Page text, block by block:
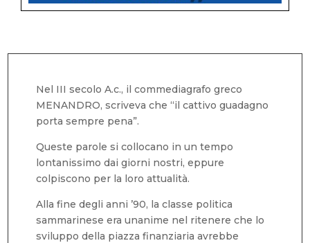
Nel III secolo A.c., il commediagrafo greco
MENANDRO, scriveva che “il cattivo guadagno
porta sempre pena”.
Queste parole si collocano in un tempo
lontanissimo dai giorni nostri, eppure
colpiscono per la loro attualità.
Alla fine degli anni ’90, la classe politica
sammarinese era unanime nel ritenere che lo
sviluppo della piazza finanziaria avrebbe